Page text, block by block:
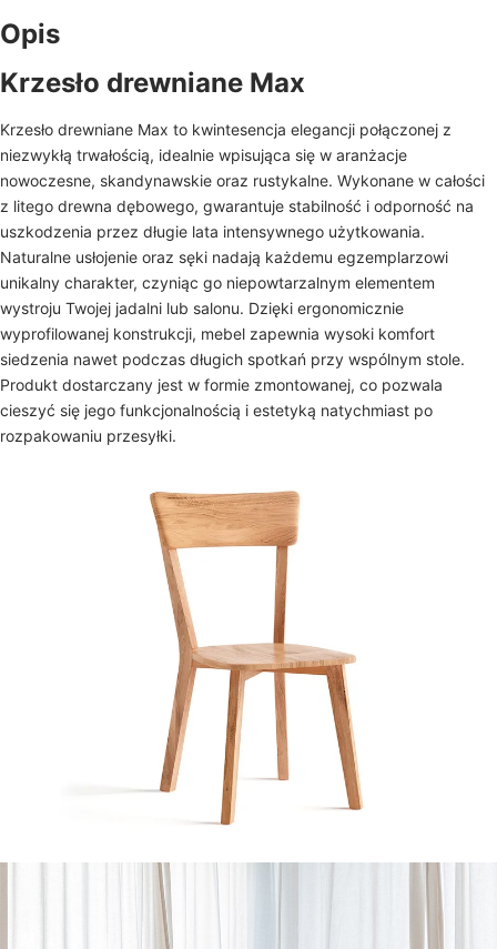
Opis
Krzesło drewniane Max
Krzesło drewniane Max to kwintesencja elegancji połączonej z
niezwykłą trwałością, idealnie wpisująca się w aranżacje
nowoczesne, skandynawskie oraz rustykalne. Wykonane w całości
z litego drewna dębowego, gwarantuje stabilność i odporność na
uszkodzenia przez długie lata intensywnego użytkowania.
Naturalne usłojenie oraz sęki nadają każdemu egzemplarzowi
unikalny charakter, czyniąc go niepowtarzalnym elementem
wystroju Twojej jadalni lub salonu. Dzięki ergonomicznie
wyprofilowanej konstrukcji, mebel zapewnia wysoki komfort
siedzenia nawet podczas długich spotkań przy wspólnym stole.
Produkt dostarczany jest w formie zmontowanej, co pozwala
cieszyć się jego funkcjonalnością i estetyką natychmiast po
rozpakowaniu przesyłki.